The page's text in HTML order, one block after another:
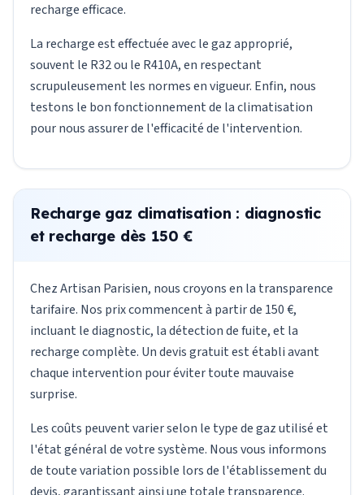
recharge efficace.
La recharge est effectuée avec le gaz approprié,
souvent le R32 ou le R410A, en respectant
scrupuleusement les normes en vigueur. Enfin, nous
testons le bon fonctionnement de la climatisation
pour nous assurer de l'efficacité de l'intervention.
Recharge gaz climatisation : diagnostic
et recharge dès 150 €
Chez Artisan Parisien, nous croyons en la transparence
tarifaire. Nos prix commencent à partir de 150 €,
incluant le diagnostic, la détection de fuite, et la
recharge complète. Un devis gratuit est établi avant
chaque intervention pour éviter toute mauvaise
surprise.
Les coûts peuvent varier selon le type de gaz utilisé et
l'état général de votre système. Nous vous informons
de toute variation possible lors de l'établissement du